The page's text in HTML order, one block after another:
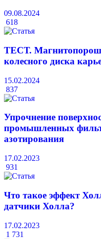
09.08.2024
618
ТЕСТ.
колесного диска
15.02.2024
837
Упрочнение
промышленных
азотирования
17.02.2023
931
Что такое эффект
датчики Холла?
17.02.2023
1 731